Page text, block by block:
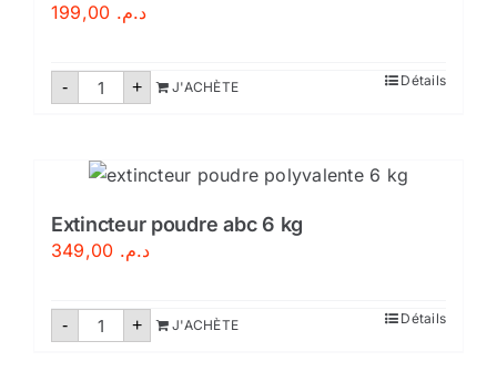
د.م.
- quantité
2
kg
+ J'ACHÈTE Détails
Extincteur poudre abc 6 kg
د.م.
- quantité
+ J'ACHÈTE Détails